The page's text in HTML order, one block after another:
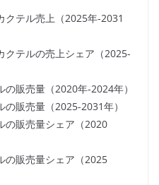
クテル売上（2025年-2031
クテルの売上シェア（2025-
の販売量（2020年-2024年）
の販売量（2025-2031年）
の販売量シェア（2020
の販売量シェア（2025